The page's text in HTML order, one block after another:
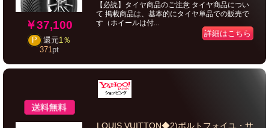
￥37,100
P 還元1％
371pt
【必読】タイヤ商品のご注意 タイヤ商品につい
て 掲載商品は、基本的にタイヤ単品での販売で
す（ホイールは付...
詳細はこちら
LOUIS VUITTON◆2)ポルトフォイユ・サ